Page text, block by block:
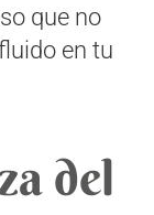
que no
en tu
del